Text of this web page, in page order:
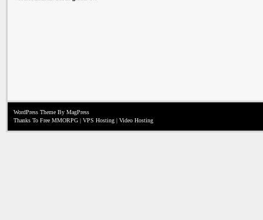
WordPress Theme By MagPress
Thanks To Free MMORPG | VPS Hosting | Video Hosting